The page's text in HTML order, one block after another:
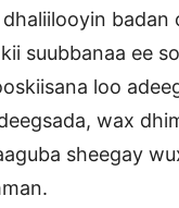
suubbanaa ee
loo
wax
sheegay